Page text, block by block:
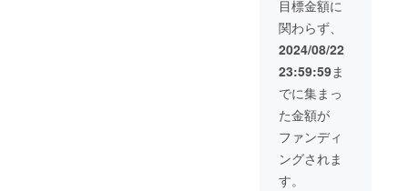
堂、25
日＠古
木里庫
※「HP
内にお
名前を
は８月
公演時
けとな
お名前
を記載
くださ
ペシャ
ルサ
ポー
ターと
して公
演時に
お名前
ル手ぬ
ぐい(画
像のて
ぬぐい
に“ツカ
キン
2024”
と名入
れ。て
ぬぐい
サイズ
入り台
本(アッ
キー、
こっ
ちゃ
ん)：宛
名をご
希望の
際は
「備考
欄」に
聴URL
送付) ●
オンラ
インに
よる公
演映像
の視聴
(約75分
／メー
ル：視
聴URL
序良俗
に反す
る内容
はお請
けでき
ませ
ん。 ★
支援者
様限定
のWSを
企画開
目標金額に
関わらず、
2024/08/22
23:59:59ま
でに集まっ
た金額が
ファンディ
ングされま
す。